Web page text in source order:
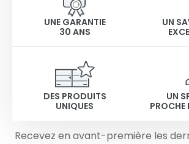
UNE GARANTIE
30 ANS
UN
DES PRODUITS
UNIQUES
UN
PROCHE
Recevez en avant-première les